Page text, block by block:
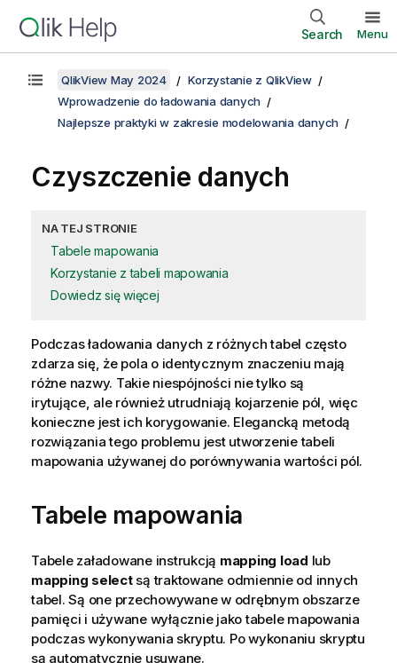
Search Menu
QlikView May 2024
Korzystanie z QlikView
Wprowadzenie do ładowania danych
Najlepsze praktyki w zakresie modelowania danych
Czyszczenie danych
NA TEJ STRONIE
Tabele mapowania
Korzystanie z tabeli mapowania
Dowiedz się więcej
Podczas ładowania danych z różnych tabel często
zdarza się, że pola o identycznym znaczeniu mają
różne nazwy. Takie niespójności nie tylko są
irytujące, ale również utrudniają kojarzenie pól, więc
konieczne jest ich korygowanie. Elegancką metodą
rozwiązania tego problemu jest utworzenie tabeli
mapowania używanej do porównywania wartości pól.
Tabele mapowania
Tabele załadowane instrukcją mapping load lub
mapping selectsą traktowane odmiennie od innych
tabel. Są one przechowywane w odrębnym obszarze
pamięci i używane wyłącznie jako tabele mapowania
podczas wykonywania skryptu. Po wykonaniu skryptu
są automatycznie usuwane.